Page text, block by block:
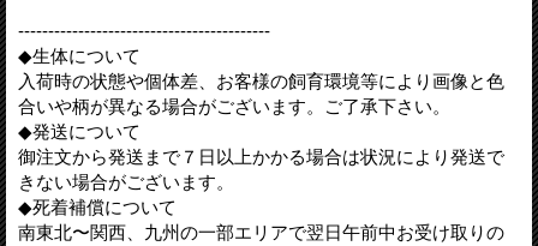
------------------------------------------
◆生体について
入荷時の状態や個体差、お客様の飼育環境等により画像と色
合いや柄が異なる場合がございます。ご了承下さい。
◆発送について
御注文から発送まで７日以上かかる場合は状況により発送で
きない場合がございます。
◆死着補償について
南東北〜関西、九州の一部エリアで翌日午前中お受け取りの